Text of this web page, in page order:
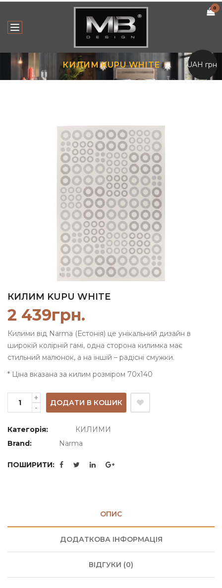
0
КИЛИМ KUPU WHITE
КИЛИМ KUPU WHITE
2 439грн.
Килими від Narma (Естонія) це унікальний дизайн в
широкій колірній гамі, одна сторона килимка має
стильний малюнок, а на іншій – радісні смужки.
* Ціна вказана за килим розміром 70х140
ДОДАТИ В КОШИК
Категорія:
КИЛИМИ
Brand:
Narma
ПОШИРИТИ:
ОПИС
ДОДАТКОВА ІНФОРМАЦІЯ
ВІДГУКИ (0)
UAH грн.